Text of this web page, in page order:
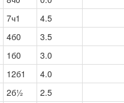
7ч1 4.5
4б0 3.5
1б0 3.0
12б1 4.0
2б½ 2.5